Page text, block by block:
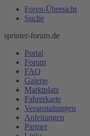
Foren-Übersicht
Suche
sprinter-forum.de
Portal
Forum
FAQ
Galerie
Marktplatz
Fahrerkarte
Veranstaltungen
Anleitungen
Partner